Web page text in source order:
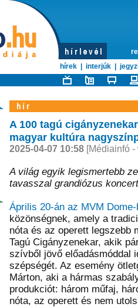
hírek
interjúk
A 100 tagú
magyar kultúra
2025-04-07 10:58[Médiainfó -
A világ egyik legismertebb
tavasszal grandiózus
Április 20-án az MVM Dome-
közönségnek, amely a
nóta és az operett legszebb
Tagú Cigányzenekar, akik
szívből jövő előadásmóddal
szépségét. Az esemény
Márton, aki a hármas
produkciót: három műfaj,
nóta, az operett és nem